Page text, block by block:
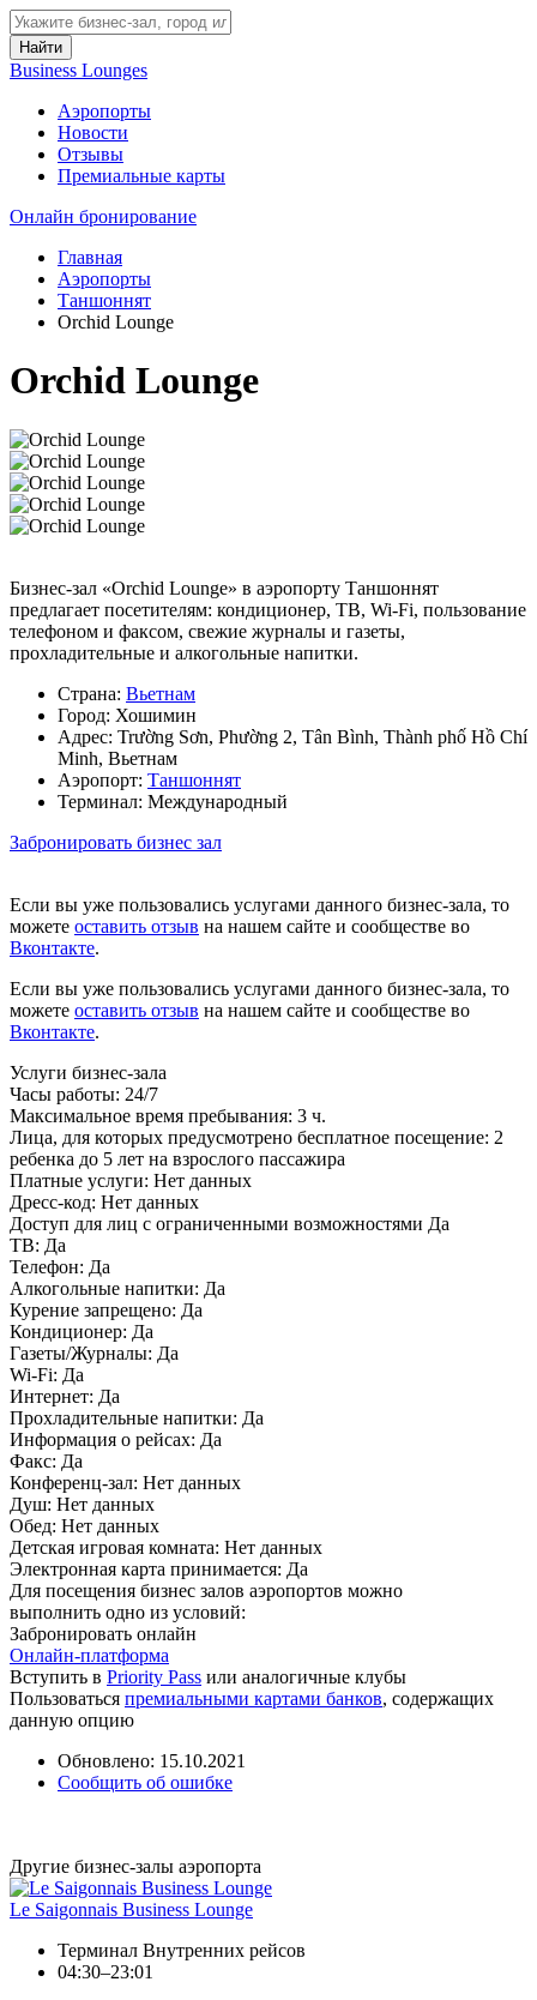
Найти
Business Lounges
Аэропорты
Новости
Отзывы
Премиальные карты
Онлайн бронирование
Главная
Аэропорты
Таншоннят
Orchid Lounge
Orchid Lounge
Бизнес-зал «Orchid Lounge» в аэропорту Таншоннят
предлагает посетителям: кондиционер, ТВ, Wi-Fi, пользование
телефоном и факсом, свежие журналы и газеты,
прохладительные и алкогольные напитки.
Страна: Вьетнам
Город: Хошимин
Адрес: Trường Sơn, Phường 2, Tân Bình, Thành phố Hồ Chí
Minh, Вьетнам
Аэропорт: Таншоннят
Терминал: Международный
Забронировать бизнес зал
Если вы уже пользовались услугами данного бизнес-зала, то
можете оставить отзыв на нашем сайте и сообществе во
Вконтакте.
Если вы уже пользовались услугами данного бизнес-зала, то
можете оставить отзыв на нашем сайте и сообществе во
Вконтакте.
Услуги бизнес-зала
Часы работы: 24/7
Максимальное время пребывания: 3 ч.
Лица, для которых предусмотрено бесплатное посещение: 2
ребенка до 5 лет на взрослого пассажира
Платные услуги: Нет данных
Дресс-код: Нет данных
Доступ для лиц с ограниченными возможностями Да
ТВ: Да
Телефон: Да
Алкогольные напитки: Да
Курение запрещено: Да
Кондиционер: Да
Газеты/Журналы: Да
Wi-Fi: Да
Интернет: Да
Прохладительные напитки: Да
Информация о рейсах: Да
Факс: Да
Конференц-зал: Нет данных
Душ: Нет данных
Обед: Нет данных
Детская игровая комната: Нет данных
Электронная карта принимается: Да
Для посещения бизнес залов аэропортов можно
выполнить одно из условий:
Забронировать онлайн
Онлайн-платформа
Вступить в Priority Pass или аналогичные клубы
Пользоваться премиальными картами банков, содержащих
данную опцию
Обновлено: 15.10.2021
Сообщить об ошибке
Другие бизнес-залы аэропорта
Le Saigonnais Business Lounge
Терминал Внутренних рейсов
04:30–23:01